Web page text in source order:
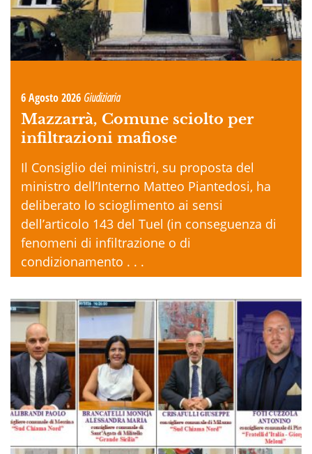
6 Agosto 2026 Giudiziaria
Mazzarrà, Comune sciolto per
infiltrazioni mafiose
Il Consiglio dei ministri, su proposta del
ministro dell’Interno Matteo Piantedosi, ha
deliberato lo scioglimento ai sensi
dell’articolo 143 del Tuel (in conseguenza di
fenomeni di infiltrazione o di
condizionamento . . .